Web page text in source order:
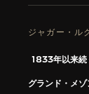
ジ
タ
「
熟
ジャガー・ル
1833年以来続
グランド・メ